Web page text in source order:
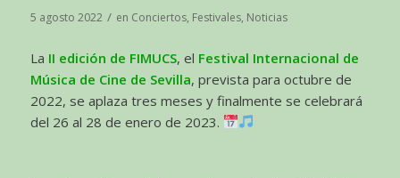
5 agosto 2022 / en Conciertos, Festivales, Noticias
La II edición de FIMUCS, el Festival Internacional de
Música de Cine de Sevilla, prevista para octubre de
2022, se aplaza tres meses y finalmente se celebrará
del 26 al 28 de enero de 2023.